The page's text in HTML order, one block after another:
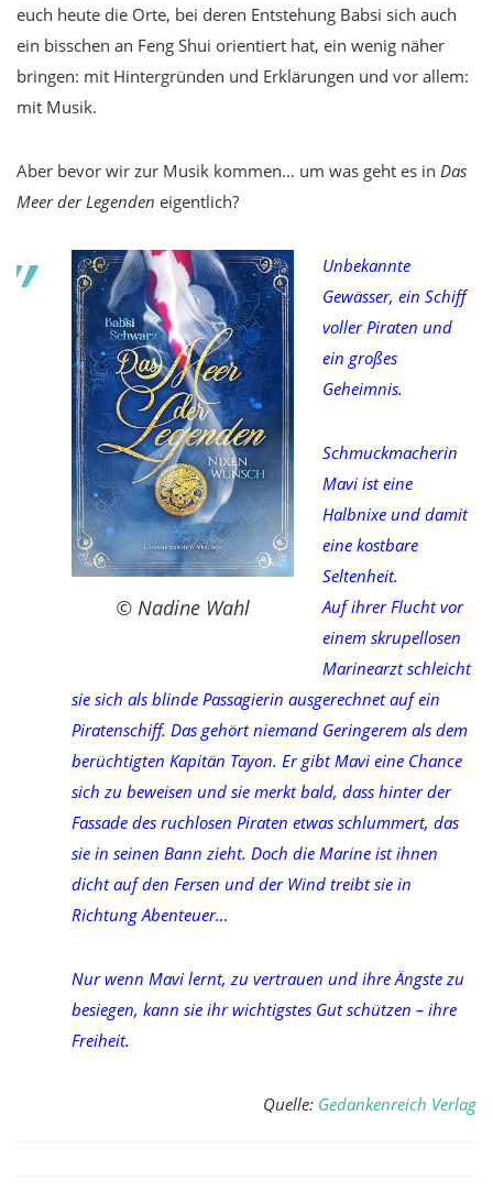
euch heute die Orte, bei deren Entstehung Babsi sich auch
ein bisschen an Feng Shui orientiert hat, ein wenig näher
bringen: mit Hintergründen und Erklärungen und vor allem:
mit Musik.
Aber bevor wir zur Musik kommen… um was geht es in Das
Meer der Legenden eigentlich?
© Nadine Wahl
Unbekannte
Gewässer, ein Schiff
voller Piraten und
ein großes
Geheimnis.
Schmuckmacherin
Mavi ist eine
Halbnixe und damit
eine kostbare
Seltenheit.
Auf ihrer Flucht vor
einem skrupellosen
Marinearzt schleicht
sie sich als blinde Passagierin ausgerechnet auf ein
Piratenschiff. Das gehört niemand Geringerem als dem
berüchtigten Kapitän Tayon. Er gibt Mavi eine Chance
sich zu beweisen und sie merkt bald, dass hinter der
Fassade des ruchlosen Piraten etwas schlummert, das
sie in seinen Bann zieht. Doch die Marine ist ihnen
dicht auf den Fersen und der Wind treibt sie in
Richtung Abenteuer…
Nur wenn Mavi lernt, zu vertrauen und ihre Ängste zu
besiegen, kann sie ihr wichtigstes Gut schützen – ihre
Freiheit.
Quelle: Gedankenreich Verlag